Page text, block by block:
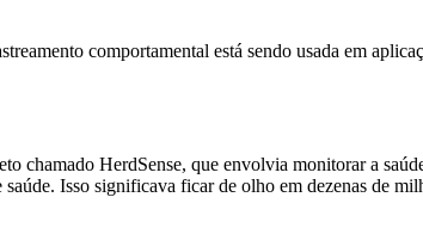
comportamental está sendo usada em
chamado HerdSense, que envolvia monitorar a
Isso significava ficar de olho em dezenas de